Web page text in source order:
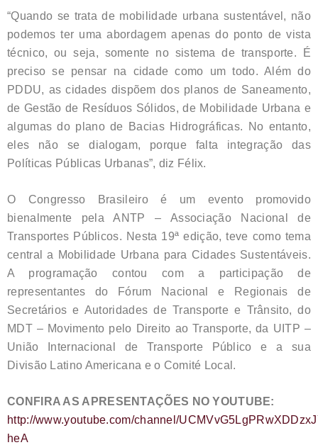
“Quando se trata de mobilidade urbana sustentável, não
podemos ter uma abordagem apenas do ponto de vista
técnico, ou seja, somente no sistema de transporte. É
preciso se pensar na cidade como um todo. Além do
PDDU, as cidades dispõem dos planos de Saneamento,
de Gestão de Resíduos Sólidos, de Mobilidade Urbana e
algumas do plano de Bacias Hidrográficas. No entanto,
eles não se dialogam, porque falta integração das
Políticas Públicas Urbanas”, diz Félix.
O Congresso Brasileiro é um evento promovido
bienalmente pela ANTP – Associação Nacional de
Transportes Públicos. Nesta 19ª edição, teve como tema
central a Mobilidade Urbana para Cidades Sustentáveis.
A programação contou com a participação de
representantes do Fórum Nacional e Regionais de
Secretários e Autoridades de Transporte e Trânsito, do
MDT – Movimento pelo Direito ao Transporte, da UITP –
União Internacional de Transporte Público e a sua
Divisão Latino Americana e o Comité Local.
CONFIRA AS APRESENTAÇÕES NO YOUTUBE:
http://www.youtube.com/channel/
heA